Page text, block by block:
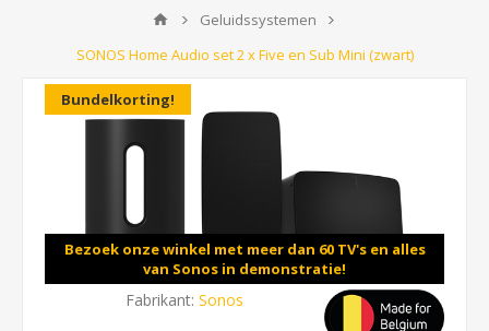
Geluidssystemen
SONOS Home Audio set 2 x Five en Sub Mini (zwart)
Bundelkorting!
Bezoek onze winkel met meer dan 60 TV's en alles
van Sonos in demonstratie!
Fabrikant: Sonos